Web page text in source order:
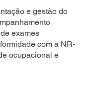
e gestão do
exames
com a NR-
ocupacional e